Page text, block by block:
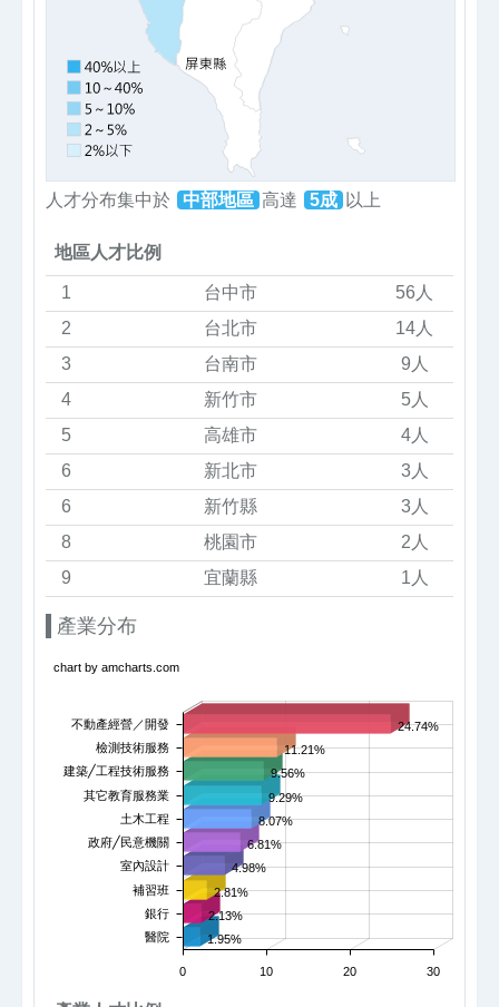
人才分布集中於 中部地區 高達 5成 以上
地區人才比例
1 台中市
56人
2
台北市
14人
3
台南市
9人
4
新竹市
5人
5
高雄市
4人
6
新北市
3人
6
新竹縣
3人
8
桃園市
2人
9
宜蘭縣 1人
產業分布
不動產經營／開發
檢測技術服務
建築╱工程技術服務
其它教育服務業
土木工程
政府╱民意機關
室內設計
補習班
銀行
醫院
0 10 20 30
24.74%
11.21%
9.56%
9.29%
8.07%
6.81%
4.98%
2.81%
2.13%
1.95%
chart by amcharts.com